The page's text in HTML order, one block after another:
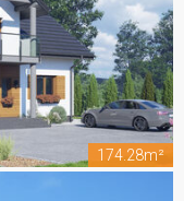
174.28m²